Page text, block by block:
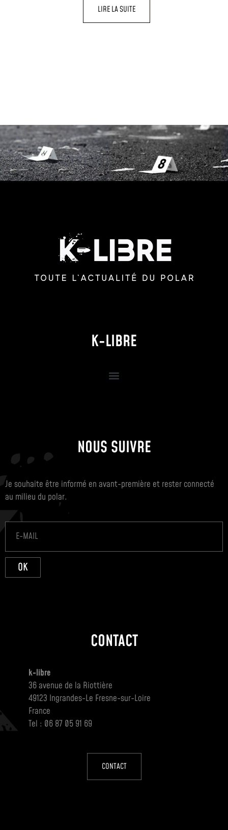
LIRE LA SUITE
K-LIBRE
NOUS SUIVRE
Je souhaite être informé en avant-première et rester connecté
au milieu du polar.
OK
CONTACT
k-libre
36 avenue de la Riottière
49123 Ingrandes-Le Fresne-sur-Loire
France
Tel : 06 87 05 91 69
CONTACT